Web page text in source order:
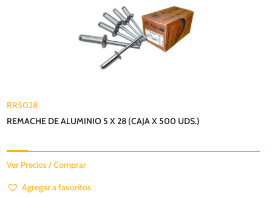
RR5028
REMACHE DE ALUMINIO 5 X 28 (CAJA X 500 UDS.)
Ver Precios / Comprar
Agregar a favoritos